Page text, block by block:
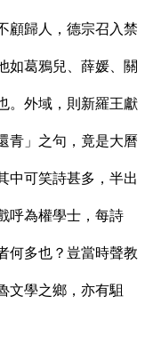
顧歸人，德宗召入禁
如葛鴉兒、薛媛、關
。外域，則新羅王獻
青」之句，竟是大曆
中可笑詩甚多，半出
呼為權學士，每詩
何多也？豈當時聲教
文學之鄉，亦有駔